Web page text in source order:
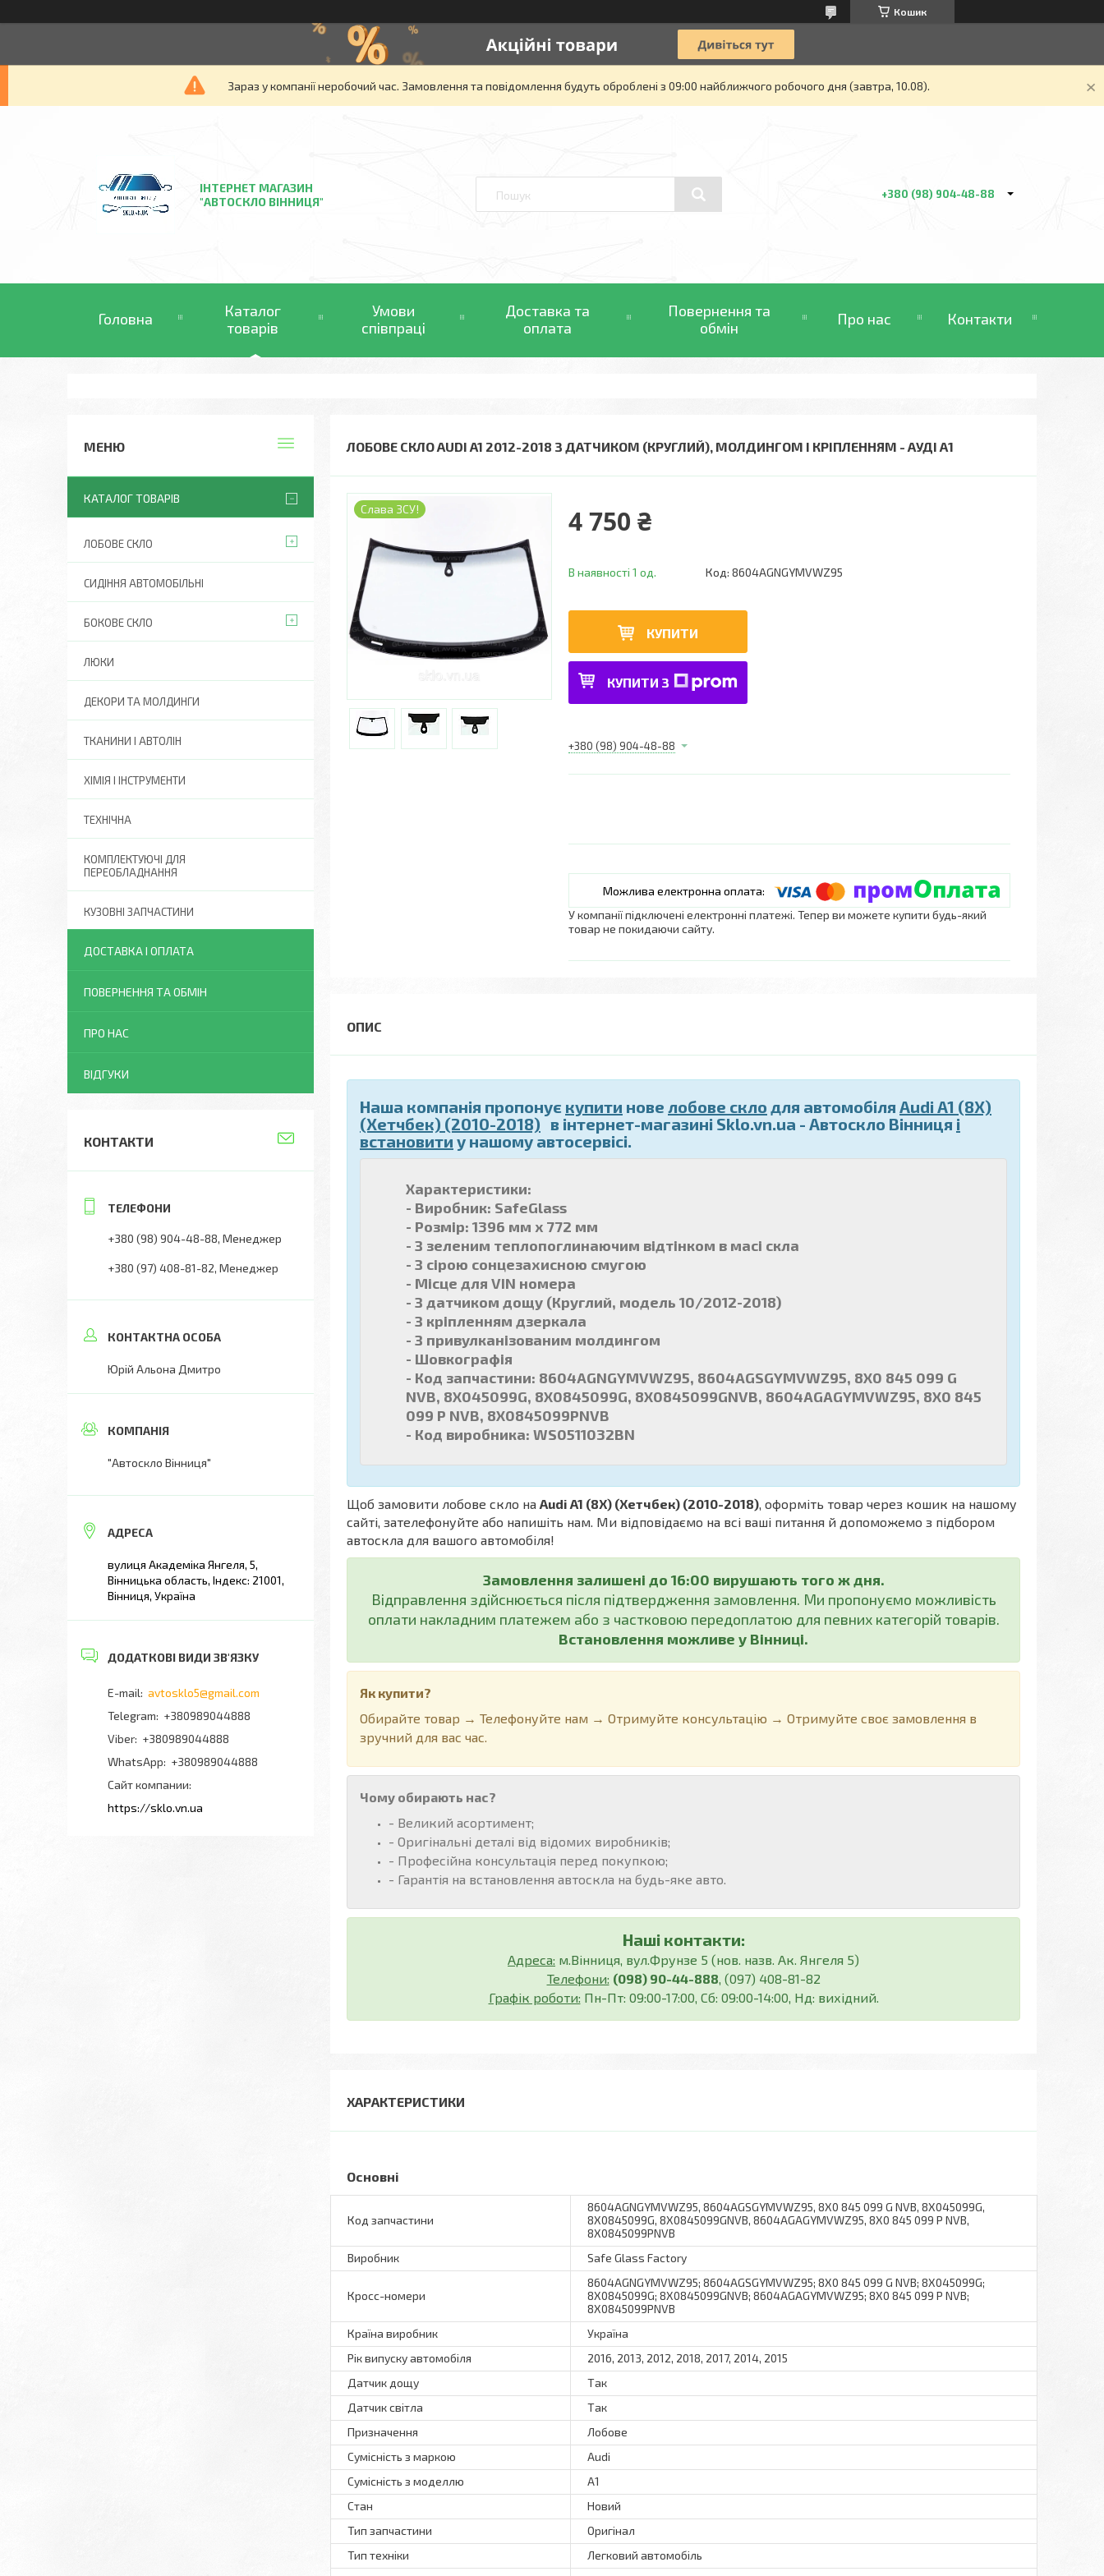
Кошик
Зараз у компанії неробочий час. Замовлення та повідомлення будуть оброблені з 09:00 найближчого робочого дня (завтра, 10.08).
ІНТЕРНЕТ МАГАЗИН
"АВТОСКЛО ВІННИЦЯ"
+380 (98) 904-48-88
Головна
Каталог
товарів
Умови
співпраці
Доставка та
оплата
Повернення та
обмін
Про нас Контакти
ЛОБОВЕ СКЛО AUDI A1 2012-2018 З ДАТЧИКОМ (КРУГЛИЙ), МОЛДИНГОМ І КРІПЛЕННЯМ - АУДІ А1
Слава ЗСУ! 4 750 ₴
В наявності 1 од. Код: 8604AGNGYMVWZ95
КУПИТИ
КУПИТИ З
+380 (98) 904-48-88
У компанії підключені електронні платежі. Тепер ви можете купити будь-який
товар не покидаючи сайту.
Наша компанія пропонує купити нове лобове скло для автомобіляAudi A1 (8X)
(Хетчбек) (2010-2018) в інтернет-магазині Sklo.vn.ua - Автоскло Вінниця і
встановити у нашому автосервісі.
Характеристики:
- Виробник: SafeGlass
- Розмір: 1396 мм x 772 мм
- З зеленим теплопоглинаючим відтінком в масі скла
- З сірою сонцезахисною смугою
- Місце для VIN номера
- З датчиком дощу (Круглий, модель 10/2012-2018)
- З кріпленням дзеркала
- З привулканізованим молдингом
- Шовкографія
- Код запчастини: 8604AGNGYMVWZ95, 8604AGSGYMVWZ95, 8X0 845 099 G
NVB, 8X045099G, 8X0845099G, 8X0845099GNVB, 8604AGAGYMVWZ95, 8X0 845
099 P NVB, 8X0845099PNVB
- Код виробника: WS0511032BN
Щоб замовити лобове скло на Audi A1 (8X) (Хетчбек) (2010-2018), оформіть товар через кошик на нашому
сайті, зателефонуйте або напишіть нам. Ми відповідаємо на всі ваші питання й допоможемо з підбором
автоскла для вашого автомобіля!
Замовлення залишені до 16:00 вирушають того ж дня.
Відправлення здійснюється після підтвердження замовлення. Ми пропонуємо можливість
оплати накладним платежем або з частковою передоплатою для певних категорій товарів.
Встановлення можливе у Вінниці.
Як купити?
Обирайте товар → Телефонуйте нам → Отримуйте консультацію → Отримуйте своє замовлення в
зручний для вас час.
Чому обирають нас?
- Великий асортимент;
- Оригінальні деталі від відомих виробників;
- Професійна консультація перед покупкою;
- Гарантія на встановлення автоскла на будь-яке авто.
Наші контакти:
Адреса: м.Вінниця, вул.Фрунзе 5 (нов. назв. Ак. Янгеля 5)
Телефони: (098) 90-44-888, (097) 408-81-82
Графік роботи: Пн-Пт: 09:00-17:00, Сб: 09:00-14:00, Нд: вихідний.
ХАРАКТЕРИСТИКИ
Основні
Код запчастини
8604AGNGYMVWZ95, 8604AGSGYMVWZ95, 8X0 845 099 G NVB, 8X045099G,
8X0845099G, 8X0845099GNVB, 8604AGAGYMVWZ95, 8X0 845 099 P NVB,
8X0845099PNVB
Виробник
Safe Glass Factory
Кросс-номери
8604AGNGYMVWZ95; 8604AGSGYMVWZ95; 8X0 845 099 G NVB; 8X045099G;
8X0845099G; 8X0845099GNVB; 8604AGAGYMVWZ95; 8X0 845 099 P NVB;
8X0845099PNVB
Країна виробник
Україна
Рік випуску автомобіля
2016, 2013, 2012, 2018, 2017, 2014, 2015
Датчик дощу
Так
Датчик світла
Так
Призначення
Лобове
Сумісність з маркою
Audi
Сумісність з моделлю
A1
Стан
Новий
Тип запчастини
Оригінал
Тип техніки
Легковий автомобіль
КАТАЛОГ ТОВАРІВ
ЛОБОВЕ СКЛО
СИДІННЯ АВТОМОБІЛЬНІ
БОКОВЕ СКЛО
ЛЮКИ
ДЕКОРИ ТА МОЛДИНГИ
ТКАНИНИ І АВТОЛІН
ХІМІЯ І ІНСТРУМЕНТИ
ТЕХНІЧНА
КОМПЛЕКТУЮЧІ ДЛЯ
ПЕРЕОБЛАДНАННЯ
КУЗОВНІ ЗАПЧАСТИНИ
ДОСТАВКА І ОПЛАТА
ПОВЕРНЕННЯ ТА ОБМІН
ПРО НАС
ВІДГУКИ
КОНТАКТИ
+380 (98) 904-48-88 Менеджер
+380 (97) 408-81-82 Менеджер
Юрій Альона Дмитро
"Автоскло Вінниця"
вулиця Академіка Янгеля, 5,
Вінницька область, Індекс: 21001,
Вінниця, Україна
avtosklo5@gmail.com
+380989044888
+380989044888
+380989044888
Сайт компании
https://sklo.vn.ua